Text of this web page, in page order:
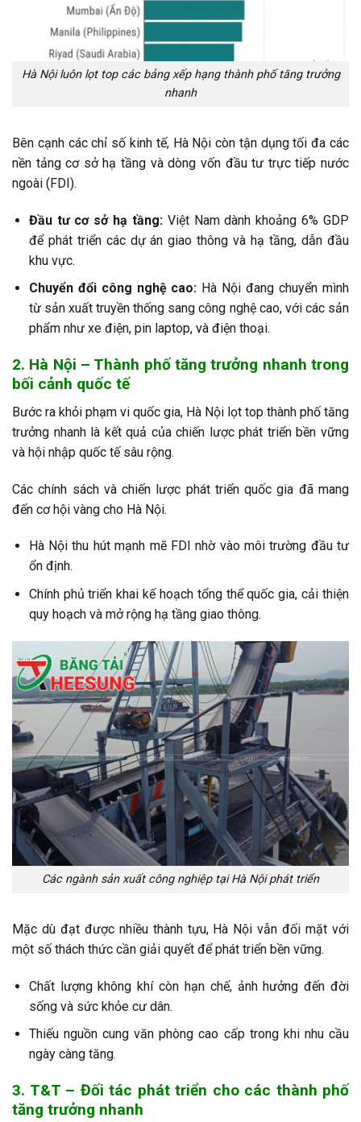
Hà Nội luôn lọt top các bảng xếp hạng thành phố tăng trưởng
nhanh
Bên cạnh các chỉ số kinh tế, Hà Nội còn tận dụng tối đa các
nền tảng cơ sở hạ tầng và dòng vốn đầu tư trực tiếp nước
ngoài (FDI).
Đầu tư cơ sở hạ tầng:Việt Nam dành khoảng 6% GDP
để phát triển các dự án giao thông và hạ tầng, dẫn đầu
khu vực.
Chuyển đổi công nghệ cao: Hà Nội đang chuyển mình
từ sản xuất truyền thống sang công nghệ cao, với các sản
phẩm như xe điện, pin laptop, và điện thoại.
2. Hà Nội – Thành phố tăng trưởng nhanh trong
bối cảnh quốc tế
Bước ra khỏi phạm vi quốc gia, Hà Nội lọt top thành phố tăng
trưởng nhanh là kết quả của chiến lược phát triển bền vững
và hội nhập quốc tế sâu rộng.
Các chính sách và chiến lược phát triển quốc gia đã mang
đến cơ hội vàng cho Hà Nội.
Hà Nội thu hút mạnh mẽ FDI nhờ vào môi trường đầu tư
ổn định.
Chính phủ triển khai kế hoạch tổng thể quốc gia, cải thiện
quy hoạch và mở rộng hạ tầng giao thông.
Các ngành sản xuất công nghiệp tại Hà Nội phát triển
Mặc dù đạt được nhiều thành tựu, Hà Nội vẫn đối mặt với
một số thách thức cần giải quyết để phát triển bền vững.
Chất lượng không khí còn hạn chế, ảnh hưởng đến đời
sống và sức khỏe cư dân.
Thiếu nguồn cung văn phòng cao cấp trong khi nhu cầu
ngày càng tăng.
3. T&T – Đối tác phát triển cho các thành phố
tăng trưởng nhanh